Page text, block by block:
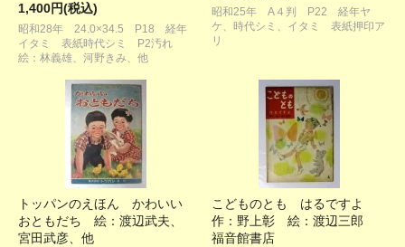
1,400円(税込)
昭和28年 24.0×34.5 P18 経年
イタミ 表紙時代シミ P2汚れ
絵：林義雄、河野きみ、他
昭和25年 A４判 P22 経年ヤ
ケ、時代シミ、イタミ 表紙押印ア
リ
トッパンのえほん かわいい
おともだち 絵：渡辺武夫、
宮田武彦、他
こどものとも はるですよ
作：野上彰 絵：渡辺三郎
福音館書店